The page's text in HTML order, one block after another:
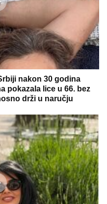
nakon 30 godina
pokazala lice u 66. bez
drži u naručju